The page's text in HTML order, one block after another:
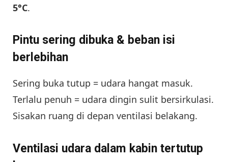
5°C.
Pintu sering dibuka & beban isi
berlebihan
Sering buka tutup = udara hangat masuk.
Terlalu penuh = udara dingin sulit bersirkulasi.
Sisakan ruang di depan ventilasi belakang.
Ventilasi udara dalam kabin tertutup